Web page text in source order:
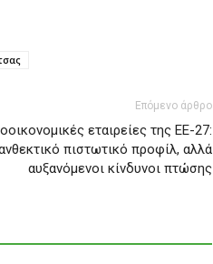
Επόμενο άρθρο
εταιρείες της ΕΕ-27:
πιστωτικό προφίλ, αλλά
αυξανόμενοι κίνδυνοι πτώσης